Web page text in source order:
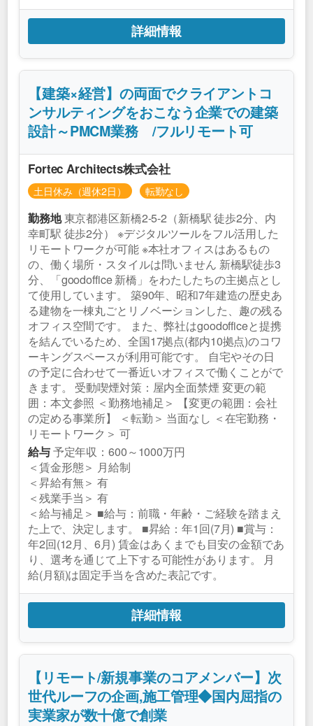
詳細情報
【建築×経営】の両面でクライアントコ
ンサルティングをおこなう企業での建築
設計～PMCM業務 /フルリモート可
Fortec Architects株式会社
土日休み（週休2日） 転勤なし
勤務地東京都港区新橋2-5-2（新橋駅 徒歩2分、内
幸町駅 徒歩2分） ※デジタルツールをフル活用した
リモートワークが可能 ※本社オフィスはあるもの
の、働く場所・スタイルは問いません 新橋駅徒歩3
分、「goodoffice 新橋」をわたしたちの主拠点とし
て使用しています。 築90年、昭和7年建造の歴史あ
る建物を一棟丸ごとリノベーションした、趣の残る
オフィス空間です。 また、弊社はgoodofficeと提携
を結んでいるため、全国17拠点(都内10拠点)のコワ
ーキングスペースが利用可能です。 自宅やその日
の予定に合わせて一番近いオフィスで働くことがで
きます。 受動喫煙対策：屋内全面禁煙 変更の範
囲：本文参照 ＜勤務地補足＞ 【変更の範囲：会社
の定める事業所】 ＜転勤＞ 当面なし ＜在宅勤務・
リモートワーク＞ 可
給与予定年収：600～1000万円
＜賃金形態＞ 月給制
＜昇給有無＞ 有
＜残業手当＞ 有
＜給与補足＞ ■給与：前職・年齢・ご経験を踏まえ
た上で、決定します。 ■昇給：年1回(7月) ■賞与：
年2回(12月、6月) 賃金はあくまでも目安の金額であ
り、選考を通じて上下する可能性があります。 月
給(月額)は固定手当を含めた表記です。
詳細情報
【リモート/新規事業のコアメンバー】次
世代ルーフの企画,施工管理◆国内屈指の
実業家が数十億で創業